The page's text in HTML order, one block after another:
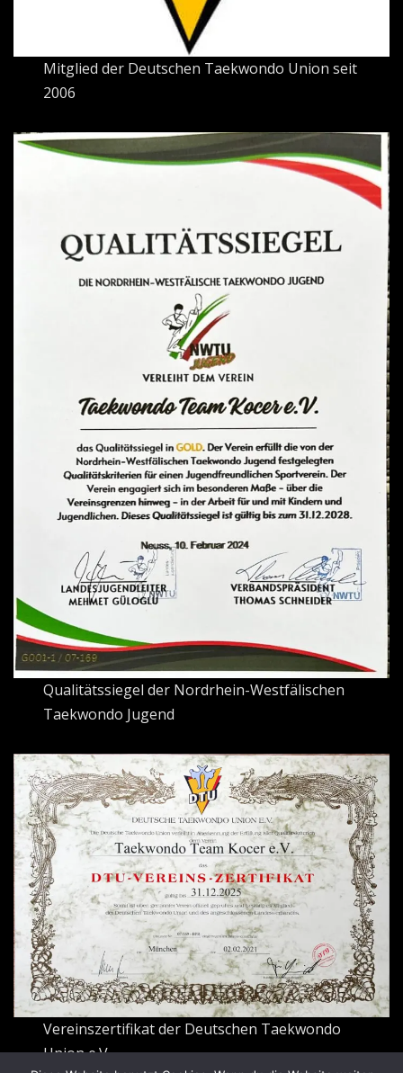
Mitglied der Deutschen Taekwondo Union seit
2006
Qualitätssiegel der Nordrhein-Westfälischen
Taekwondo Jugend
Vereinszertifikat der Deutschen Taekwondo
Union e.V.